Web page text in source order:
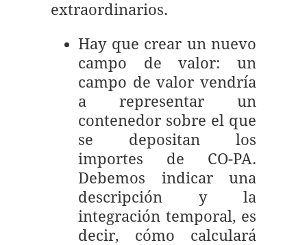
extraordinarios.
Hay que crear un nuevo
campo de valor: un
campo de valor vendría
a representar un
contenedor sobre el que
se depositan los
importes de CO-PA.
Debemos indicar una
descripción y la
integración temporal, es
decir, cómo calculará